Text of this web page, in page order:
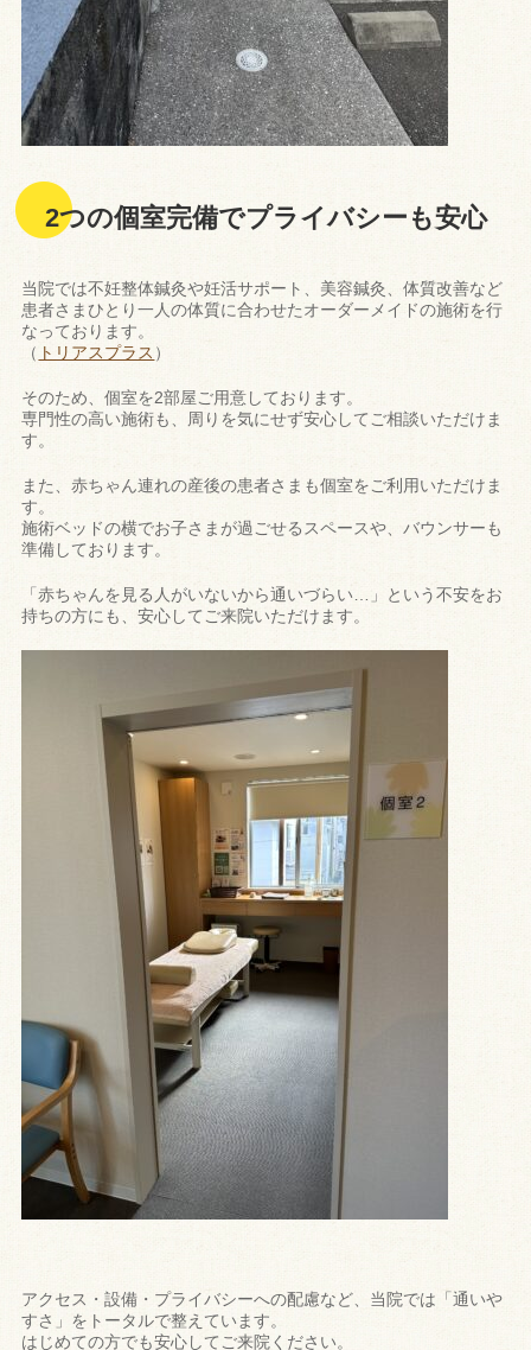
2つの個室完備でプライバシーも安心
当院では不妊整体鍼灸や妊活サポート、美容鍼灸、体質改善など
患者さまひとり一人の体質に合わせたオーダーメイドの施術を行
なっております。
（ トリアスプラス ）
そのため、個室を2部屋ご用意しております。
専門性の高い施術も、周りを気にせず安心してご相談いただけま
す。
また、赤ちゃん連れの産後の患者さまも個室をご利用いただけま
す。
施術ベッドの横でお子さまが過ごせるスペースや、バウンサーも
準備しております。
「赤ちゃんを見る人がいないから通いづらい…」という不安をお
持ちの方にも、安心してご来院いただけます。
アクセス・設備・プライバシーへの配慮など、当院では「通いや
すさ」をトータルで整えています。
はじめての方でも安心してご来院ください。